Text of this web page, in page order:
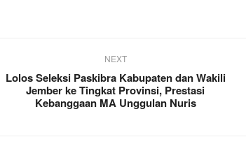
NEXT
Lolos Seleksi Paskibra Kabupaten dan Wakili
Jember ke Tingkat Provinsi, Prestasi
Kebanggaan MA Unggulan Nuris